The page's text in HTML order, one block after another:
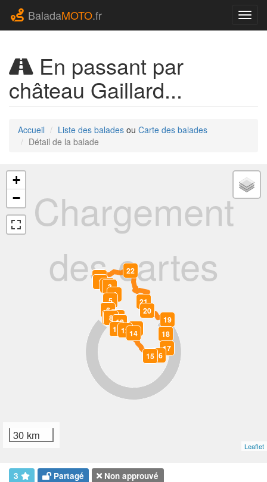
BaladaMOTO.fr
En passant par
château Gaillard...
Accueil Liste des balades ou Carte des balades
Détail de la balade
Chargement
des cartes
0
1 23
4
5
6
7
8 9
10
11 12 13
14
15 16
17
18
19
20
21
22
23
+
−
30 km
Leaflet
3 Partagé Non approuvé